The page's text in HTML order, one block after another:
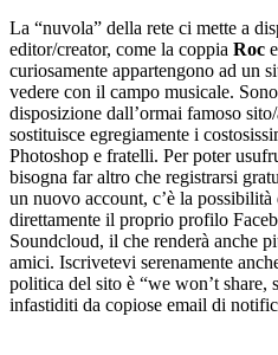
La “nuvola” della rete ci mette a
editor/creator, come la coppia Roc e
curiosamente appartengono ad un
vedere con il campo musicale.
disposizione dall’ormai famoso
sostituisce egregiamente i
Photoshop e fratelli. Per poter
bisogna far altro che registrarsi
un nuovo account, c’è la
direttamente il proprio profilo
Soundcloud, il che renderà anche
amici. Iscrivetevi serenamente
politica del sito è “we won’t share,
infastiditi da copiose email di